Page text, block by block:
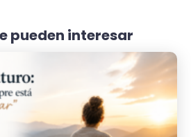
pueden interesar